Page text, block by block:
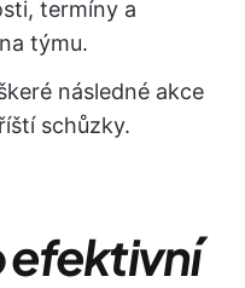
termíny a
týmu.
následné akce
schůzky.
efektivní